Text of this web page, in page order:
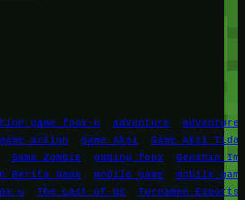
game foox-u adventure
adventure
game action Game Aksi
Game Aksi Tidak
Game Zombie gaming foox
Genshin
Berita Game
mobile game
mobile
u
The Last of Us Turnamen Esports